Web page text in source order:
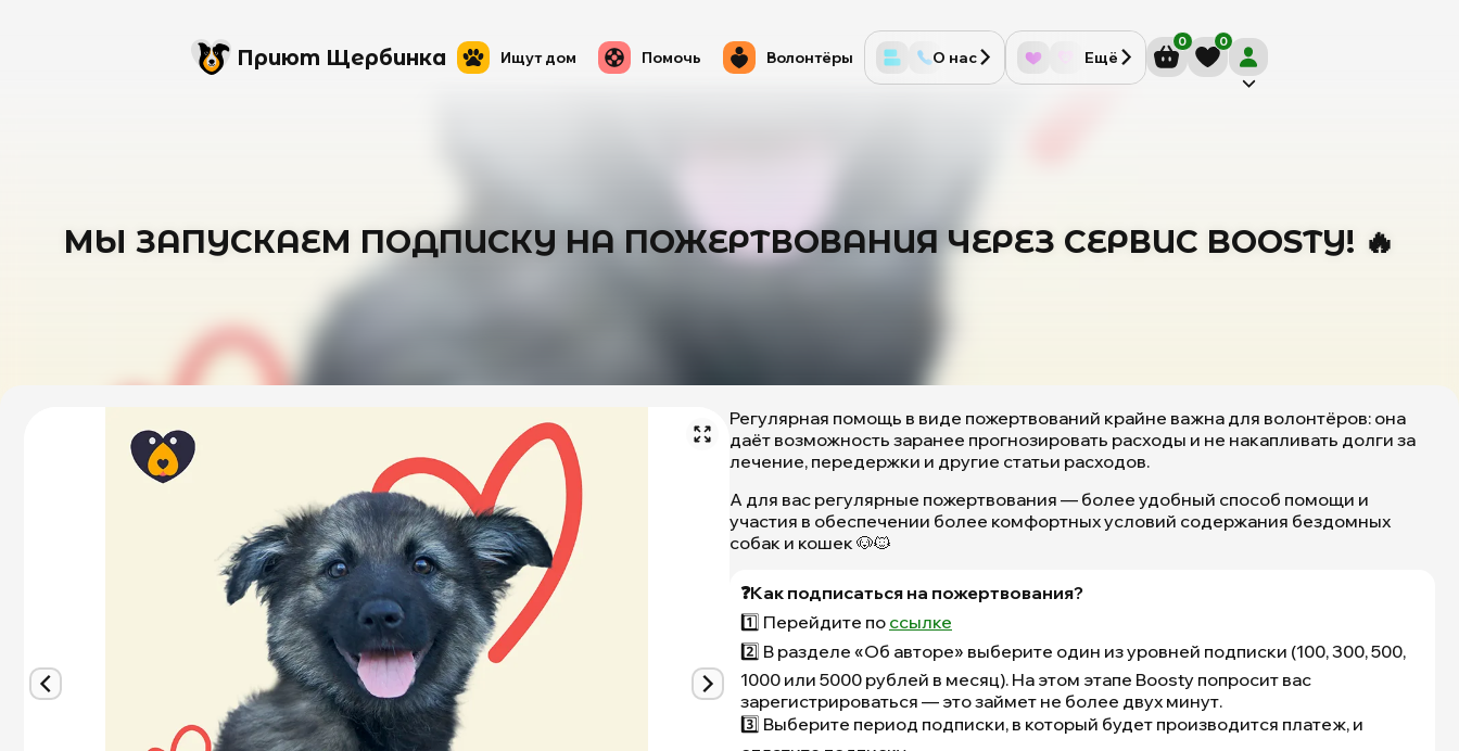
Приют Щербинка
0 0
Ищут дом Помочь Волонтёры О нас Ещё
МЫ ЗАПУСКАЕМ ПОДПИСКУ НА ПОЖЕРТВОВАНИЯ ЧЕРЕЗ СЕРВИС BOOSTY! 🔥
подписку
Регулярная помощь в виде пожертвований крайне важна для волонтёров: она
даёт возможность заранее прогнозировать расходы и не накапливать долги за
лечение, передержки и другие статьи расходов.
А для вас регулярные пожертвования — более удобный способ помощи и
участия в обеспечении более комфортных условий содержания бездомных
собак и кошек 🐶🐱
❓Как подписаться на пожертвования?
1️⃣ Перейдите по ссылке
2️⃣ В разделе «Об авторе» выберите один из уровней подписки (100, 300, 500,
1000 или 5000 рублей в месяц). На этом этапе Boosty попросит вас
зарегистрироваться — это займет не более двух минут.
3️⃣ Выберите период подписки, в который будет производится платеж, и